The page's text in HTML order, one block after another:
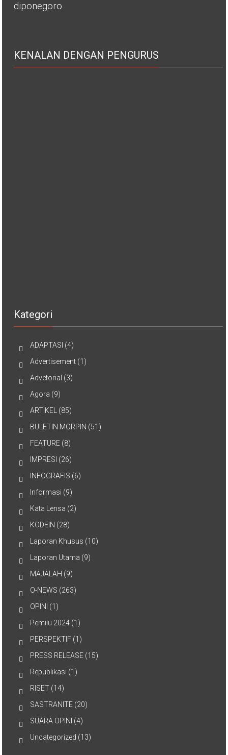
diponegoro
KENALAN DENGAN PENGURUS
Kategori
ADAPTASI (4)
Advertisement (1)
Advetorial (3)
Agora (9)
ARTIKEL (85)
BULETIN MORPIN (51)
FEATURE (8)
IMPRESI (26)
INFOGRAFIS (6)
Informasi (9)
Kata Lensa (2)
KODEIN (28)
Laporan Khusus (10)
Laporan Utama (9)
MAJALAH (9)
O-NEWS (263)
OPINI (1)
Pemilu 2024 (1)
PERSPEKTIF (1)
PRESS RELEASE (15)
Republikasi (1)
RISET (14)
SASTRANITE (20)
SUARA OPINI (4)
Uncategorized (13)